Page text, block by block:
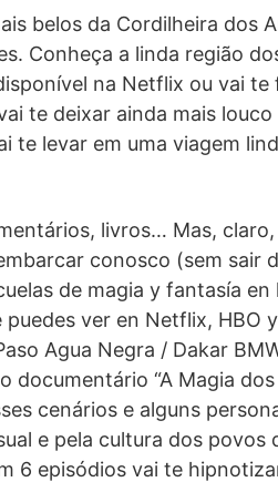
belos da Cordilheira dos
Conheça a linda região
na Netflix ou vai te
te deixar ainda mais
te levar em uma viagem
livros… Mas,
conosco (sem sair
de magia y fantasía en
ver en Netflix, HBO
Agua Negra / Dakar
documentário “A Magia dos
cenários e alguns
e pela cultura dos povos
6 episódios vai te